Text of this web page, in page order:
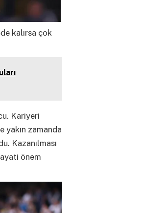
kalırsa çok
Kariyeri
yakın zamanda
Kazanılması
önem